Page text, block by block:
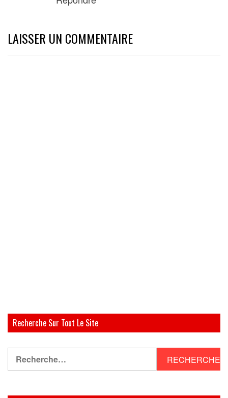
LAISSER UN COMMENTAIRE
Recherche Sur Tout Le Site